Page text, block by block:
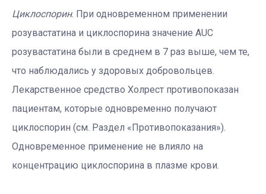
Циклоспорин. При одновременном применении
розувастатина и циклоспорина значение AUC
розувастатина были в среднем в 7 раз выше, чем те,
что наблюдались у здоровых добровольцев.
Лекарственное средство Холрест противопоказан
пациентам, которые одновременно получают
циклоспорин (см. Раздел «Противопоказания»).
Одновременное применение не влияло на
концентрацию циклоспорина в плазме крови.